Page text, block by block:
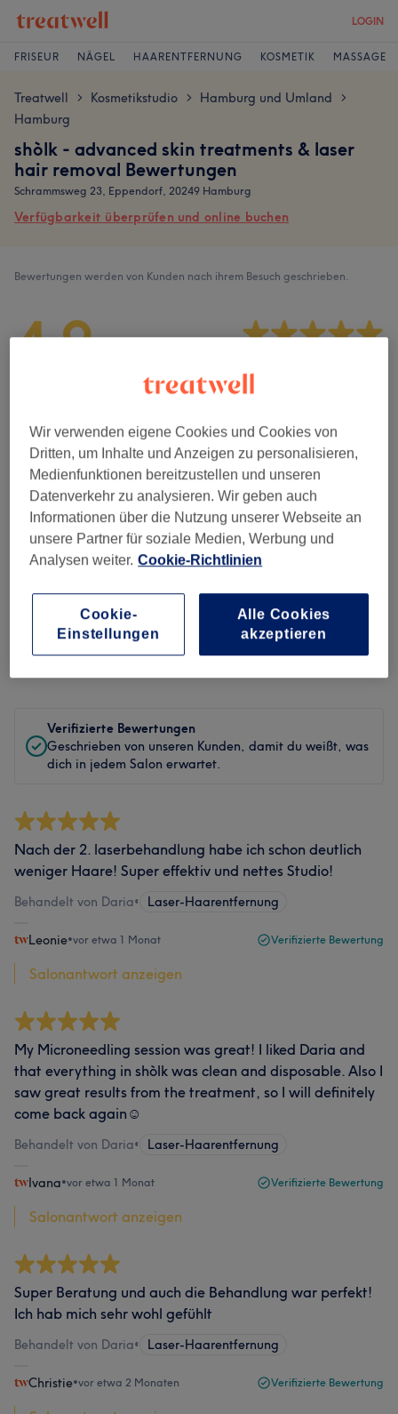
LOGIN
FRISEUR NÄGEL HAARENTFERNUNG KOSMETIK MASSAGE
Treatwell > Kosmetikstudio > Hamburg und Umland >
Hamburg
shòlk - advanced skin treatments & laser
hair removal Bewertungen
Schrammsweg 23, Eppendorf, 20249 Hamburg
Verfügbarkeit überprüfen und online buchen
Bewertungen werden von Kunden nach ihrem Besuch geschrieben.
4,9
Sauberkeit
Service
Bewertungen filtern
Behandlung Alle Bewertungen
Verifizierte Bewertungen
Geschrieben von unseren Kunden, damit du weißt, was
dich in jedem Salon erwartet.
Nach der 2. laserbehandlung habe ich schon deutlich
weniger Haare! Super effektiv und nettes Studio!
Behandelt von Daria• Laser-Haarentfernung
Leonie•vor etwa 1 Monat Verifizierte Bewertung
Salonantwort anzeigen
My Microneedling session was great! I liked Daria and
that everything in shòlk was clean and disposable. Also I
saw great results from the treatment, so I will definitely
come back again☺️
Behandelt von Daria• Laser-Haarentfernung
Ivana•vor etwa 1 Monat Verifizierte Bewertung
Salonantwort anzeigen
Super Beratung und auch die Behandlung war perfekt!
Ich hab mich sehr wohl gefühlt
Behandelt von Daria• Laser-Haarentfernung
Christie•vor etwa 2 Monaten Verifizierte Bewertung
Wir verwenden eigene Cookies und Cookies von
Dritten, um Inhalte und Anzeigen zu personalisieren,
Medienfunktionen bereitzustellen und unseren
Datenverkehr zu analysieren. Wir geben auch
Informationen über die Nutzung unserer Webseite an
unsere Partner für soziale Medien, Werbung und
Analysen weiter. Cookie-Richtlinien
Cookie-
Einstellungen
Alle Cookies
akzeptieren